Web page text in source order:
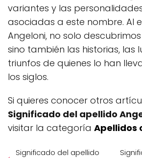
variantes y las
asociadas a este nombre. Al
Angeloni, no solo
sino también las historias, las
triunfos de quienes lo han
los siglos.
Si quieres conocer otros
Significado del apellido
visitar la categoría Apellidos
Significado del apellido